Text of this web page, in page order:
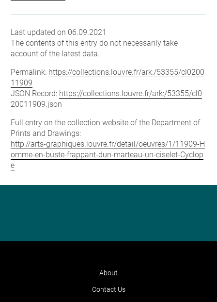
Last updated on 06.09.2021
The contents of this entry do not necessarily take
account of the latest data.
Permalink: https://collections.louvre.fr/ark:/53355/cl0200
11909
JSON Record: https://collections.louvre.fr/ark:/53355/cl0
20011909.json
Full entry on the collection website of the Department of
Prints and Drawings:
http://arts-graphiques.louvre.fr/detail/oeuvres/1/11909-H
omme-en-buste-frappant-dun-marteau-un-ciselet-Cyclop
e
About
Contact Us